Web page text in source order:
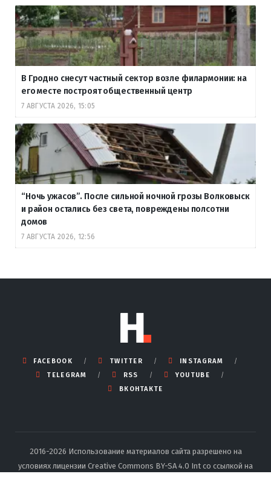
В Гродно снесут частный сектор возле филармонии: на
его месте построят общественный центр
7 АВГУСТА 2026, 15:05
“Ночь ужасов”. После сильной ночной грозы Волковыск
и район остались без света, повреждены полсотни
домов
7 АВГУСТА 2026, 12:56
FACEBOOK TWITTER
INSTAGRAM
TELEGRAM
RSS
YOUTUBE
ВКОНТАКТЕ
2016-2026 Использование материалов сайта разрешено на
условиях лицензии Creative Commons BY-SA 4.0 Int со ссылкой на